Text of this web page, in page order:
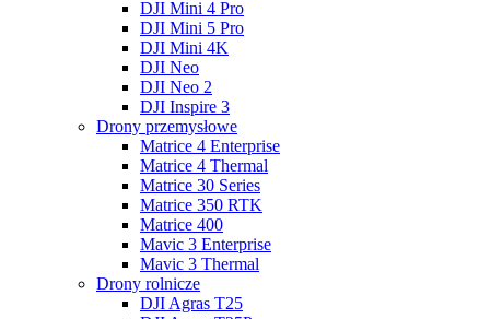
DJI Mini 4 Pro
DJI Mini 5 Pro
DJI Mini 4K
DJI Neo
DJI Neo 2
DJI Inspire 3
Drony przemysłowe
Matrice 4 Enterprise
Matrice 4 Thermal
Matrice 30 Series
Matrice 350 RTK
Matrice 400
Mavic 3 Enterprise
Mavic 3 Thermal
Drony rolnicze
DJI Agras T25